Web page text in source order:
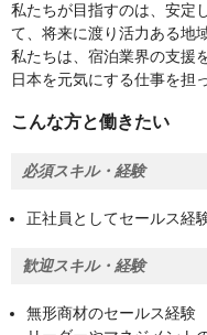
私たちが目指すのは、安定
て、将来に渡り活力ある地
私たちは、宿泊業界の支援
日本を元気にする仕事を担
こんな方と働きたい
必須スキル・経験
正社員としてセールス経
歓迎スキル・経験
無形商材のセールス経験